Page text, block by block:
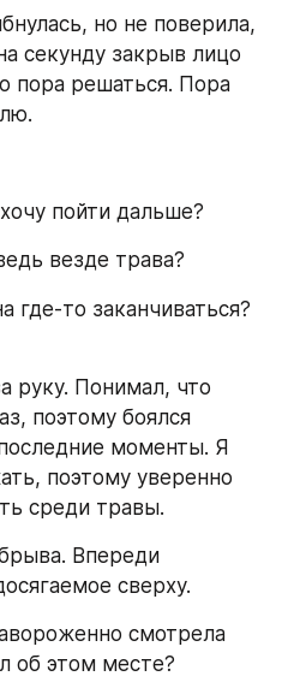
но не поверила,
секунду закрыв лицо
пора решаться. Пора
пойти дальше?
везде трава?
то заканчиваться?
руку. Понимал, что
поэтому боялся
моменты. Я
поэтому уверенно
среди травы.
Впереди
сверху.
смотрела
об этом месте?